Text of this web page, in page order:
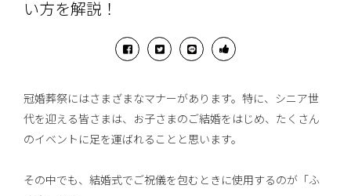
い方を解説！
冠婚葬祭にはさまざまなマナーがあります。特に、シニア世
代を迎える皆さまは、お子さまのご結婚をはじめ、たくさん
のイベントに足を運ばれることと思います。
その中でも、結婚式でご祝儀を包むときに使用するのが「ふ